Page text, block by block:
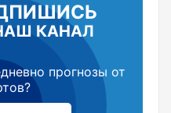
КАНАЛ
прогнозы от